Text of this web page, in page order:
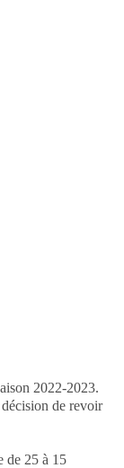
2022-2023.
de revoir
de 25 à 15